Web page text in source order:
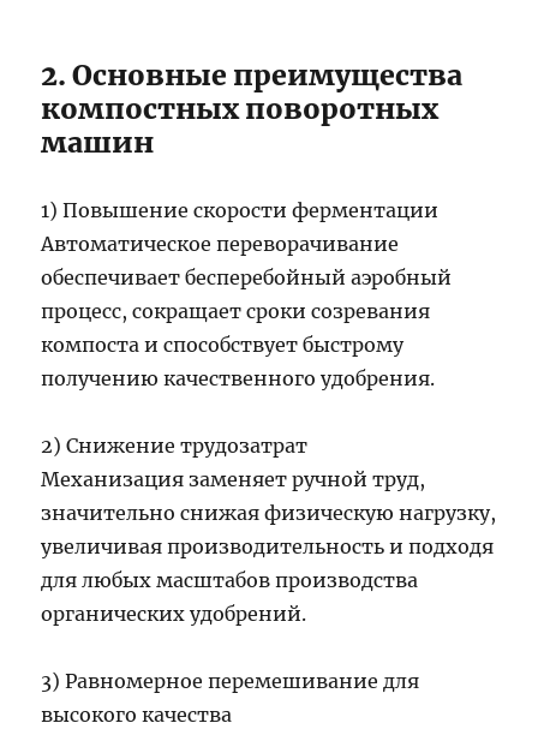
2. Основные преимущества
компостных поворотных
машин
1) Повышение скорости ферментации
Автоматическое переворачивание
обеспечивает бесперебойный аэробный
процесс, сокращает сроки созревания
компоста и способствует быстрому
получению качественного удобрения.
2) Снижение трудозатрат
Механизация заменяет ручной труд,
значительно снижая физическую нагрузку,
увеличивая производительность и подходя
для любых масштабов производства
органических удобрений.
3) Равномерное перемешивание для
высокого качества